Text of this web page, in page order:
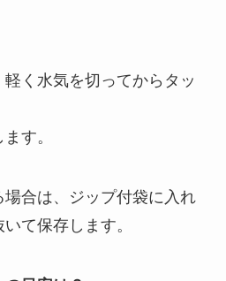
く水気を切ってからタッ
す。
合は、ジップ付袋に入れ
て保存します。